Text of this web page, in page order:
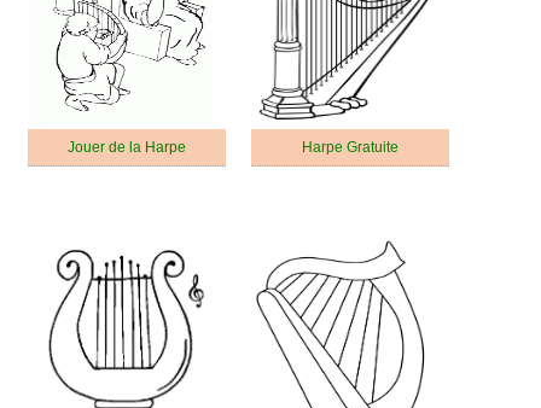
Jouer de la Harpe Harpe Gratuite